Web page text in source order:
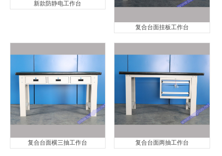
新款防静电工作台
复合台面挂板工作台
复合台面横三抽工作台 复合台面两抽工作台